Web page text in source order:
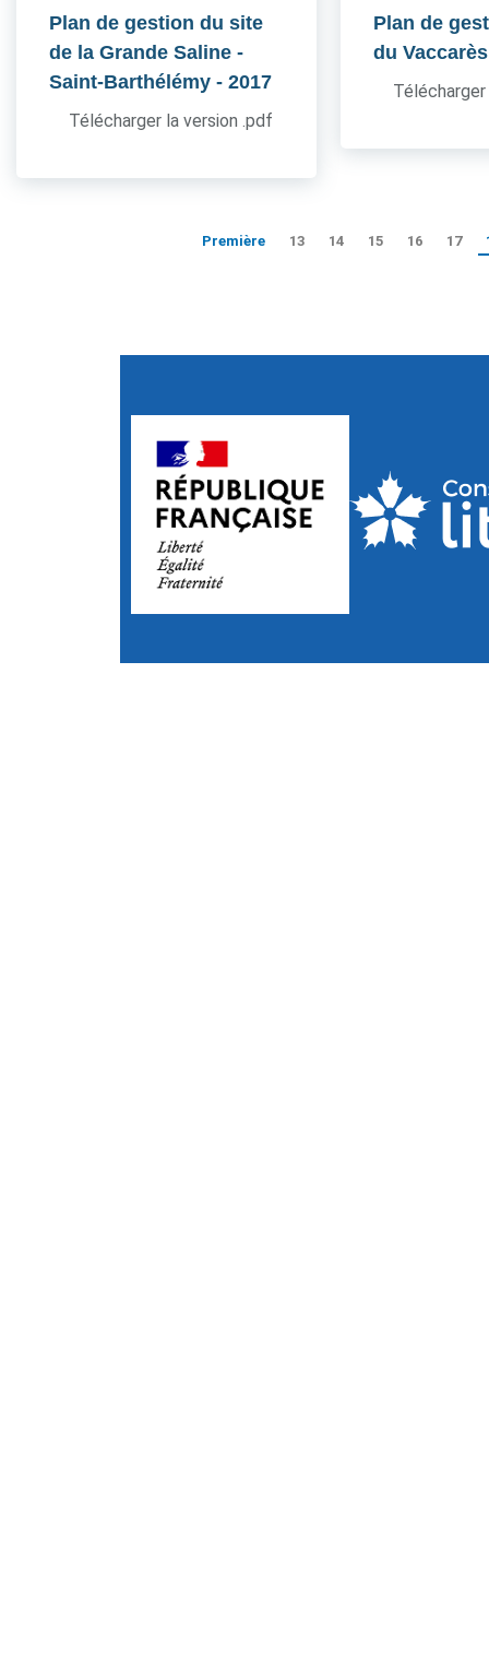
Plan de gestion du site
de la Grande Saline -
Saint-Barthélémy - 2017
Télécharger la version .pdf
Plan de
du Vaccarès
Première 13 14 15 16 17